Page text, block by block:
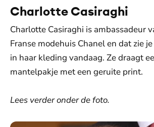
Charlotte Casiraghi
Charlotte Casiraghi is ambassadeur
Franse modehuis Chanel en dat zie
in haar kleding vandaag. Ze draagt
mantelpakje met een geruite print.
Lees verder onder de foto.